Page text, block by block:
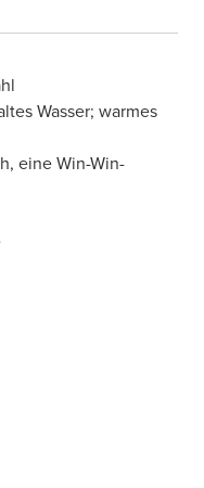
Wasser; warmes
eine Win-Win-